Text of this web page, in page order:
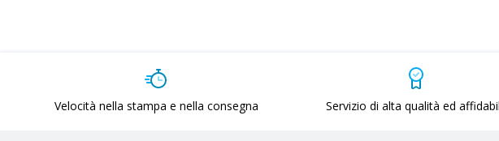
Velocità nella stampa e nella consegna Servizio di alta qualità ed